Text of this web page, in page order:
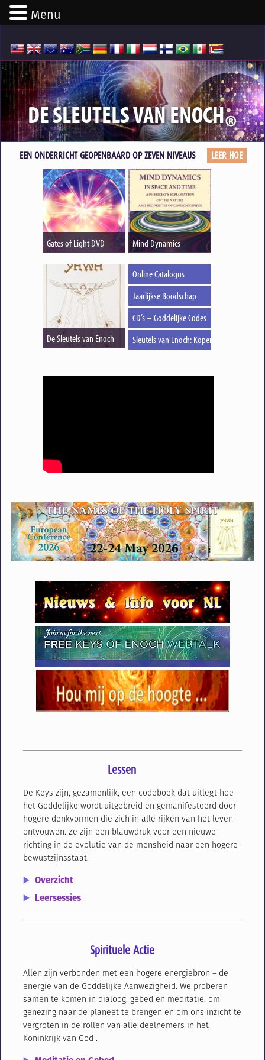
DE SLEUTELS VAN ENOCH®
EEN ONDERRICHT GEOPENBAARD OP ZEVEN NIVEAUS LEER HOE
Gates of Light DVD Mind Dynamics
De Sleutels van Enoch
Online Catalogus
Jaarlijkse Boodschap
CD’s – Goddelijke Codes
Sleutels van Enoch: Kopen
Lessen
De Keys zijn, gezamenlijk, een codeboek dat uitlegt hoe
het Goddelijke wordt uitgebreid en gemanifesteerd door
hogere denkvormen die zich in alle rijken van het leven
ontvouwen.Ze zijn een blauwdruk voor een nieuwe
richting in de evolutie van de mensheid naar een hogere
bewustzijnsstaat.
Overzicht
Leersessies
Spirituele Actie
Allen zijn verbonden met een hogere energiebron – de
energie van de Goddelijke Aanwezigheid. We proberen
samen te komen in dialoog, gebed en meditatie, om
genezing naar de planeet te brengen en om ons inzicht te
vergroten in de rollen van alle deelnemers in het
Koninkrijk van God .
Menu